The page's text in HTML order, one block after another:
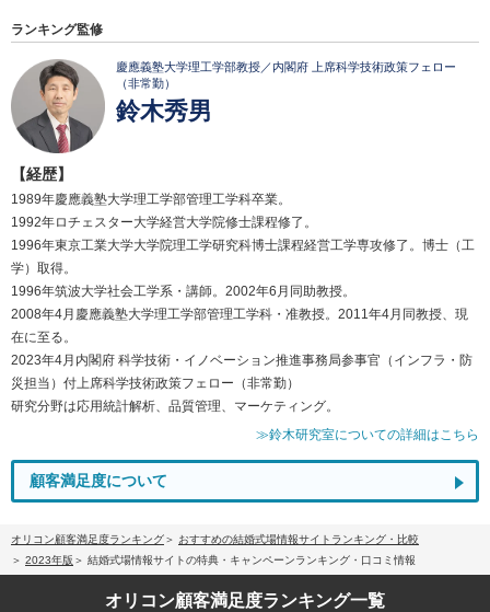
ランキング監修
慶應義塾大学理工学部教授／内閣府 上席科学技術政策フェロー
（非常勤）
鈴木秀男
【経歴】
1989年慶應義塾大学理工学部管理工学科卒業。
1992年ロチェスター大学経営大学院修士課程修了。
1996年東京工業大学大学院理工学研究科博士課程経営工学専攻修了。博士（工
学）取得。
1996年筑波大学社会工学系・講師。2002年6月同助教授。
2008年4月慶應義塾大学理工学部管理工学科・准教授。2011年4月同教授、現
在に至る。
2023年4月内閣府 科学技術・イノベーション推進事務局参事官（インフラ・防
災担当）付上席科学技術政策フェロー（非常勤）
研究分野は応用統計解析、品質管理、マーケティング。
≫鈴木研究室についての詳細はこちら
顧客満足度について
オリコン顧客満足度ランキング
おすすめの結婚式場情報サイトランキング・比較
2023年版
結婚式場情報サイトの特典・キャンペーンランキング・口コミ情報
オリコン顧客満足度ランキング一覧